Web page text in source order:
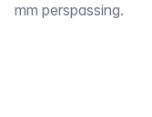
mm perspassing.